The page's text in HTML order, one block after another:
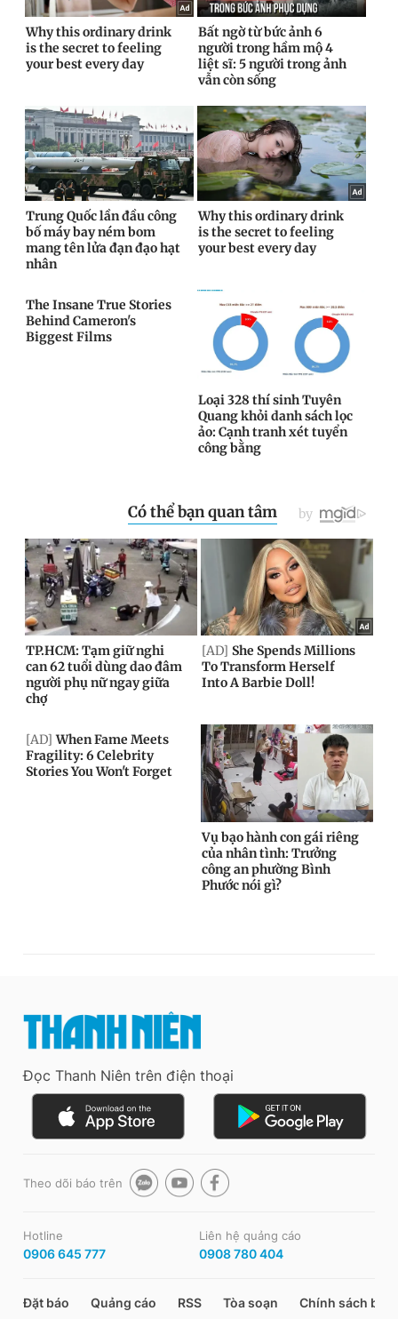
Đọc Thanh Niên trên điện thoại
Theo dõi báo trên
Hotline
0906 645 777
Liên hệ quảng cáo
0908 780 404
Đặt báo Quảng cáo RSS Tòa soạn Chính sách bảo